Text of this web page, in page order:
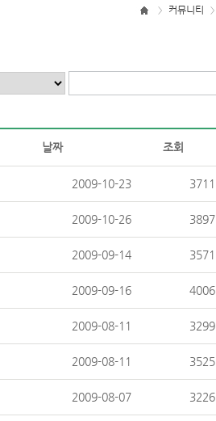
> 커뮤니티 >
날짜 조회
2009-10-23 3711
2009-10-26 3897
2009-09-14 3571
2009-09-16 4006
2009-08-11 3299
2009-08-11 3525
2009-08-07 3226